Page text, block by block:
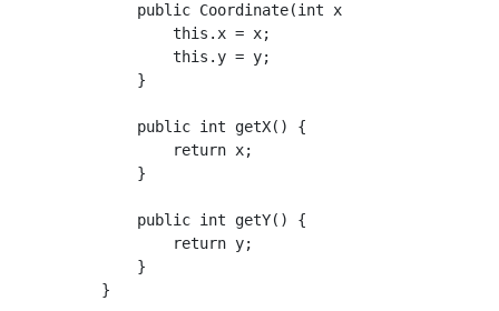
    public Coordinate(int x, int y) {
        this.x = x;
        this.y = y;
    }
    public int getX() {
        return x;
    }
    public int getY() {
        return y;
    }